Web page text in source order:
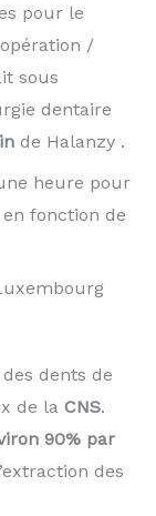
pour le
/
sous
dentaire
de Halanzy .
heure pour
fonction de
dents de
de la CNS.
90% par
des